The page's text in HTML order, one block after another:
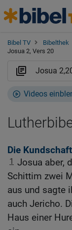
Bibel TV Bibelthek
Josua 2, Vers 20
Videos
Die
1 Josua aber,
Schittim zwei
aus und sagte
auch Jericho.
Haus einer